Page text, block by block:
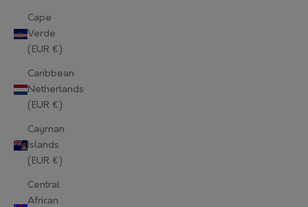
Cape
Verde
(EUR €)
Caribbean
Netherlands
(EUR €)
Cayman
Islands
(EUR €)
Central
African